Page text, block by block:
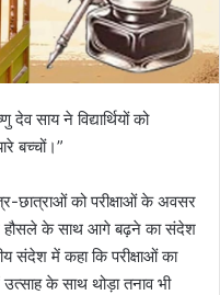
साय ने विद्यार्थियों को
बच्चों।”
छात्राओं को परीक्षाओं के अवसर
हौसले के साथ आगे बढ़ने का संदेश
संदेश में कहा कि परीक्षाओं का
के साथ थोड़ा तनाव भी